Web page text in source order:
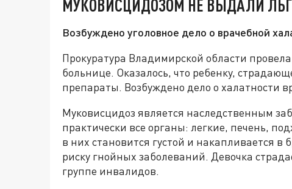
МУКОВИСЦИДОЗОМ НЕ ВЫДАЛИ
Возбуждено уголовное дело о врачебной
Прокуратура Владимирской области
больнице. Оказалось, что ребенку,
препараты. Возбуждено дело о халатности
Муковисцидоз является наследственным
практически все органы: легкие, печень,
в них становится густой и накапливается
риску гнойных заболеваний. Девочка
группе инвалидов.